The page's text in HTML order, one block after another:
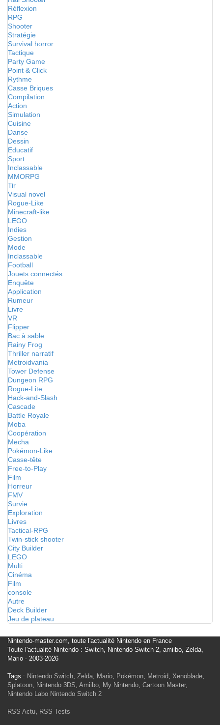
Réflexion
RPG
Shooter
Stratégie
Survival horror
Tactique
Party Game
Point & Click
Rythme
Casse Briques
Compilation
Action
Simulation
Cuisine
Danse
Dessin
Educatif
Sport
Inclassable
MMORPG
Tir
Visual novel
Rogue-Like
Minecraft-like
LEGO
Indies
Gestion
Mode
Inclassable
Football
Jouets connectés
Enquête
Application
Rumeur
Livre
VR
Flipper
Bac à sable
Rainy Frog
Thriller narratif
Metroidvania
Tower Defense
Dungeon RPG
Rogue-Lite
Hack-and-Slash
Cascade
Battle Royale
Moba
Coopération
Mecha
Pokémon-Like
Casse-tête
Free-to-Play
Film
Horreur
FMV
Survie
Exploration
Livres
Tactical-RPG
Twin-stick shooter
City Builder
LEGO
Multi
Cinéma
Film
console
Autre
Deck Builder
Jeu de plateau
Nintendo-master.com, toute l'actualité Nintendo en France
Toute l'actualité Nintendo : Switch, Nintendo Switch 2, amiibo, Zelda,
Mario - 2003-2026
Tags : Nintendo Switch, Zelda, Mario, Pokémon, Metroid, Xenoblade,
Splatoon, Nintendo 3DS, Amiibo, My Nintendo, Cartoon Master,
Nintendo Labo Nintendo Switch 2
RSS Actu, RSS Tests